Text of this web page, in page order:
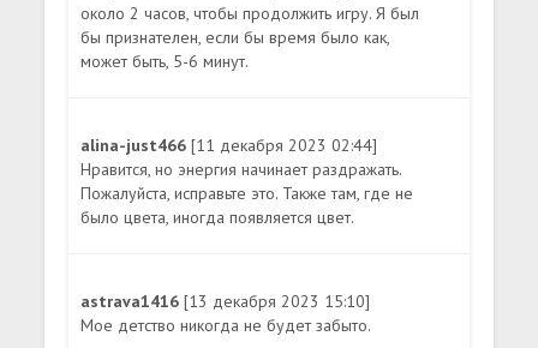
около 2 часов, чтобы продолжить игру. Я был
бы признателен, если бы время было как,
может быть, 5-6 минут.
alina-just466[11 декабря 2023 02:44]
Нравится, но энергия начинает раздражать.
Пожалуйста, исправьте это. Также там, где не
было цвета, иногда появляется цвет.
astrava1416[13 декабря 2023 15:10]
Мое детство никогда не будет забыто.